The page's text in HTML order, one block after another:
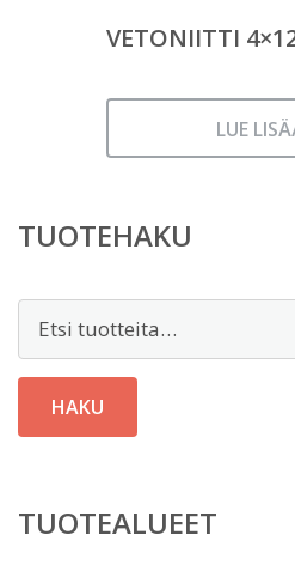
VETONIITTI
LUE
TUOTEHAKU
Etsi:
HAKU
TUOTEALUEET